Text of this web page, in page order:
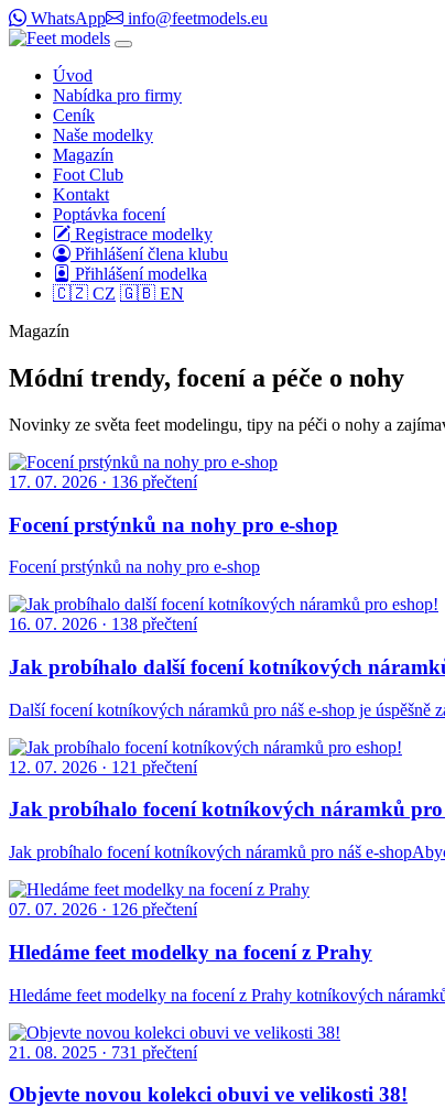
WhatsApp info@feetmodels.eu
Úvod
Nabídka pro firmy
Ceník
Naše modelky
Magazín
Foot Club
Kontakt
Poptávka focení
Registrace modelky
Přihlášení člena klubu
Přihlášení modelka
🇨🇿 CZ 🇬🇧 EN
Magazín
Módní trendy, focení a péče o nohy
Novinky ze světa feet modelingu, tipy na péči o nohy a
17. 07. 2026 · 136 přečtení
Focení prstýnků na nohy pro e-shop
Focení prstýnků na nohy pro e-shop
16. 07. 2026 · 138 přečtení
Jak probíhalo další focení kotníkových
Další focení kotníkových náramků pro náš e-shop je
12. 07. 2026 · 121 přečtení
Jak probíhalo focení kotníkových náramků pro
Jak probíhalo focení kotníkových náramků pro náš e-
07. 07. 2026 · 126 přečtení
Hledáme feet modelky na focení z Prahy
Hledáme feet modelky na focení z Prahy kotníkových
21. 08. 2025 · 731 přečtení
Objevte novou kolekci obuvi ve velikosti 38!